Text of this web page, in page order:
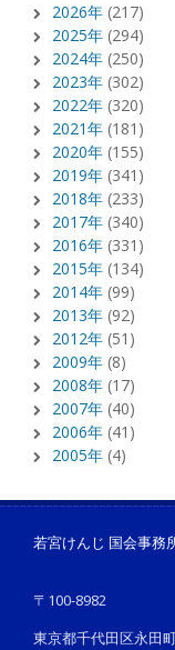
2026年 (217)
2025年 (294)
2024年 (250)
2023年 (302)
2022年 (320)
2021年 (181)
2020年 (155)
2019年 (341)
2018年 (233)
2017年 (340)
2016年 (331)
2015年 (134)
2014年 (99)
2013年 (92)
2012年 (51)
2009年 (8)
2008年 (17)
2007年 (40)
2006年 (41)
2005年 (4)
若宮けんじ 国会事務
〒100-8982
東京都千代田区永田